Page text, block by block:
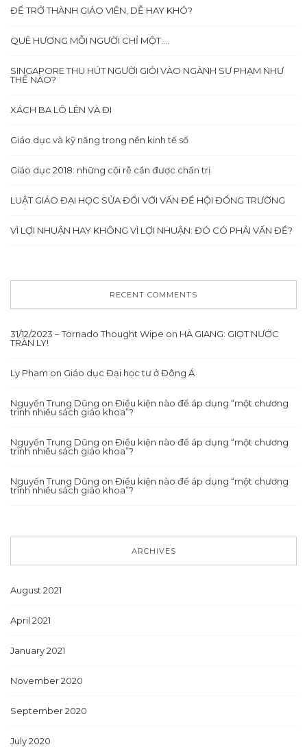
ĐỂ TRỞ THÀNH GIÁO VIÊN, DỄ HAY KHÓ?
QUÊ HƯƠNG MỖI NGƯỜI CHỈ MỘT….
SINGAPORE THU HÚT NGƯỜI GIỎI VÀO NGÀNH SƯ PHẠM NHƯ
THẾ NÀO?
XÁCH BA LÔ LÊN VÀ ĐI
Giáo dục và kỹ năng trong nền kinh tế số
Giáo dục 2018: những cội rễ cần được chẩn trị
LUẬT GIÁO ĐẠI HỌC SỬA ĐỔI VỚI VẤN ĐỀ HỘI ĐỒNG TRƯỜNG
VÌ LỢI NHUẬN HAY KHÔNG VÌ LỢI NHUẬN: ĐÓ CÓ PHẢI VẤN ĐỀ?
RECENT COMMENTS
31/12/2023 – Tornado Thought Wipe on HÀ GIANG: GIỌT NƯỚC
TRÀN LY!
Ly Pham on Giáo dục Đại học tư ở Đông Á
Nguyến Trung Dũng on Điều kiện nào để áp dụng “một chương
trình nhiều sách giáo khoa”?
Nguyến Trung Dũng on Điều kiện nào để áp dụng “một chương
trình nhiều sách giáo khoa”?
Nguyến Trung Dũng on Điều kiện nào để áp dụng “một chương
trình nhiều sách giáo khoa”?
ARCHIVES
August 2021
April 2021
January 2021
November 2020
September 2020
July 2020